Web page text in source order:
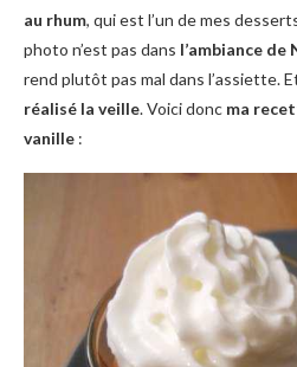
au rhum, qui est l’un de mes
photo n’est pas dans l’ambiance de
rend plutôt pas mal dans l’assiette.
réalisé la veille. Voici donc ma
vanille :